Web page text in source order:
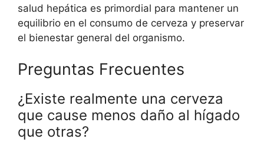
salud hepática es primordial para mantener un
equilibrio en el consumo de cerveza y preservar
el bienestar general del organismo.
Preguntas Frecuentes
¿Existe realmente una cerveza
que cause menos daño al hígado
que otras?